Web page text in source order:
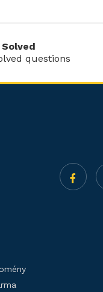
questions